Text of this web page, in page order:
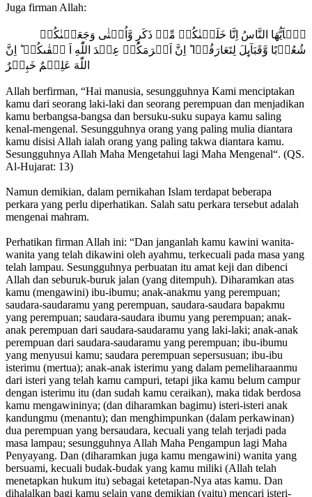
Juga firman Allah:
يٰۤاَيُّهَا النَّاسُ اِنَّا خَلَقۡنٰكُمۡ مِّنۡ ذَكَرٍ وَّاُنۡثٰى وَجَعَلۡنٰكُمۡ
شُعُوۡبًا وَّقَبَآٮِٕلَ لِتَعَارَفُوۡا‌ ؕ اِنَّ اَكۡرَمَكُمۡ عِنۡدَ اللّٰهِ اَ تۡقٰٮكُمۡ‌ ؕ اِنَّ
اللّٰهَ عَلِيۡمٌ خَبِيۡرٌ
Allah berfirman, “Hai manusia, sesungguhnya Kami menciptakan
kamu dari seorang laki-laki dan seorang perempuan dan menjadikan
kamu berbangsa-bangsa dan bersuku-suku supaya kamu saling
kenal-mengenal. Sesungguhnya orang yang paling mulia diantara
kamu disisi Allah ialah orang yang paling takwa diantara kamu.
Sesungguhnya Allah Maha Mengetahui lagi Maha Mengenal“. (QS.
Al-Hujarat: 13)
Namun demikian, dalam pernikahan Islam terdapat beberapa
perkara yang perlu diperhatikan. Salah satu perkara tersebut adalah
mengenai mahram.
Perhatikan firman Allah ini: “Dan janganlah kamu kawini wanita-
wanita yang telah dikawini oleh ayahmu, terkecuali pada masa yang
telah lampau. Sesungguhnya perbuatan itu amat keji dan dibenci
Allah dan seburuk-buruk jalan (yang ditempuh). Diharamkan atas
kamu (mengawini) ibu-ibumu; anak-anakmu yang perempuan;
saudara-saudaramu yang perempuan, saudara-saudara bapakmu
yang perempuan; saudara-saudara ibumu yang perempuan; anak-
anak perempuan dari saudara-saudaramu yang laki-laki; anak-anak
perempuan dari saudara-saudaramu yang perempuan; ibu-ibumu
yang menyusui kamu; saudara perempuan sepersusuan; ibu-ibu
isterimu (mertua); anak-anak isterimu yang dalam pemeliharaanmu
dari isteri yang telah kamu campuri, tetapi jika kamu belum campur
dengan isterimu itu (dan sudah kamu ceraikan), maka tidak berdosa
kamu mengawininya; (dan diharamkan bagimu) isteri-isteri anak
kandungmu (menantu); dan menghimpunkan (dalam perkawinan)
dua perempuan yang bersaudara, kecuali yang telah terjadi pada
masa lampau; sesungguhnya Allah Maha Pengampun lagi Maha
Penyayang. Dan (diharamkan juga kamu mengawini) wanita yang
bersuami, kecuali budak-budak yang kamu miliki (Allah telah
menetapkan hukum itu) sebagai ketetapan-Nya atas kamu. Dan
dihalalkan bagi kamu selain yang demikian (yaitu) mencari isteri-